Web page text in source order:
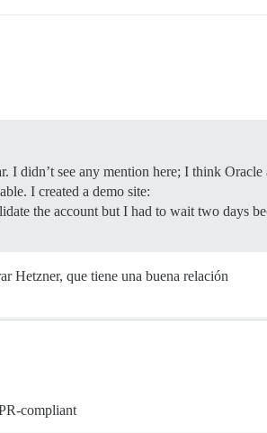
I didn’t see any mention here; I think Oracle
I created a demo site:
the account but I had to wait two days
Hetzner, que tiene una buena relación
compliant